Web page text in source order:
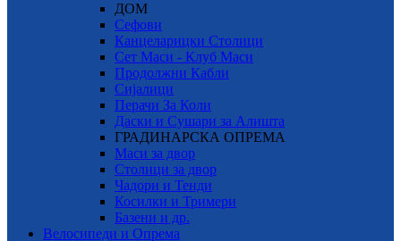
ДОМ
Сефови
Канцеларицки Столици
Сет Маси - Клуб Маси
Продолжни Кабли
Сијалици
Перачи За Коли
Даски и Сушари за Алишта
ГРАДИНАРСКА ОПРЕМА
Маси за двор
Столици за двор
Чадори и Тенди
Косилки и Тримери
Базени и др.
Велосипеди и Опрема